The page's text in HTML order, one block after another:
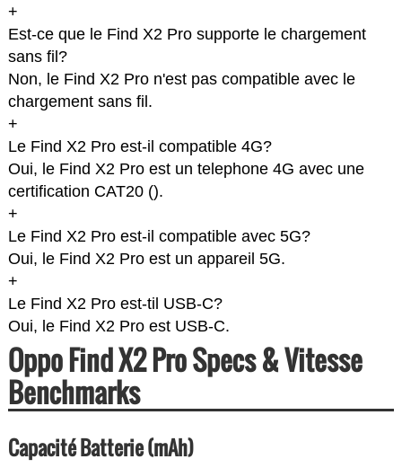
+
Est-ce que le Find X2 Pro supporte le chargement
sans fil?
Non, le Find X2 Pro n'est pas compatible avec le
chargement sans fil.
+
Le Find X2 Pro est-il compatible 4G?
Oui, le Find X2 Pro est un telephone 4G avec une
certification CAT20 ().
+
Le Find X2 Pro est-il compatible avec 5G?
Oui, le Find X2 Pro est un appareil 5G.
+
Le Find X2 Pro est-til USB-C?
Oui, le Find X2 Pro est USB-C.
Oppo Find X2 Pro Specs & Vitesse
Benchmarks
Capacité Batterie (mAh)